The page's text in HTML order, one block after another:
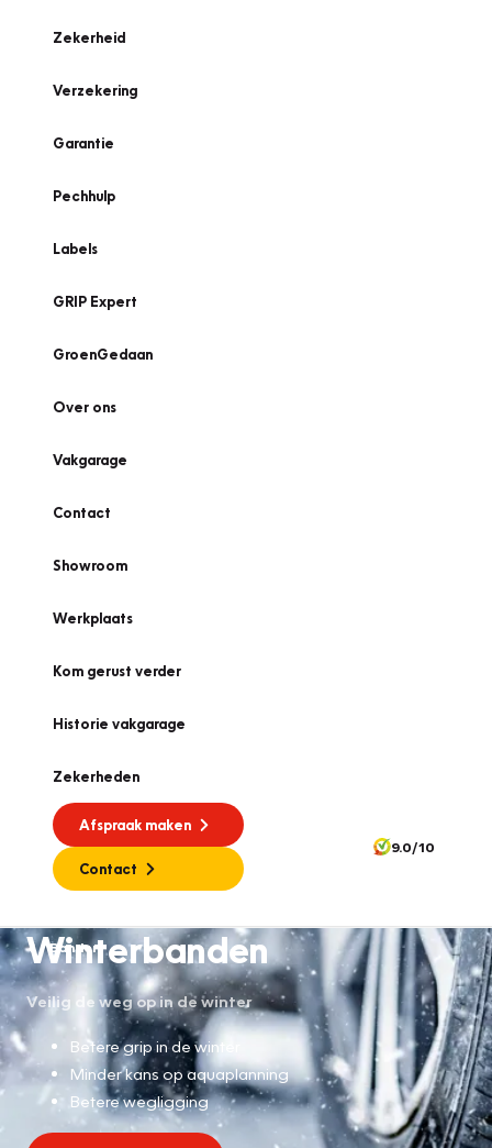
Zekerheid
Verzekering
Garantie
Pechhulp
Labels
GRIP Expert
GroenGedaan
Over ons
Vakgarage
Contact
Showroom
Werkplaats
Kom gerust verder
Historie vakgarage
Zekerheden
Afspraak maken
Contact
9.0/10
Banden
Winterbanden
Veilig de weg op in de winter
Betere grip in de winter
Minder kans op aquaplanning
Betere wegligging